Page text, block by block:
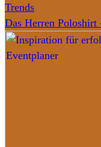
Trends
Das Herren